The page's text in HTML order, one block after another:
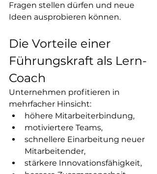
Fragen stellen dürfen und neue
Ideen ausprobieren können.
Die Vorteile einer
Führungskraft als Lern-
Coach
Unternehmen profitieren in
mehrfacher Hinsicht:
höhere Mitarbeiterbindung,
motiviertere Teams,
schnellere Einarbeitung neuer
Mitarbeitender,
stärkere Innovationsfähigkeit,